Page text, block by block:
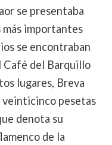
se presentaba
más importantes
se encontraban
Café del Barquillo
lugares, Breva
veinticinco pesetas
denota su
de la